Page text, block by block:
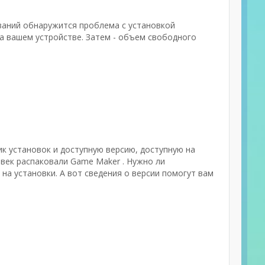
обнаружится проблема с установкой
вашем устройстве. Затем - объем свободного
установок и доступную версию, доступную на
распаковали Game Maker . Нужно ли
установки. А вот сведения о версии помогут вам